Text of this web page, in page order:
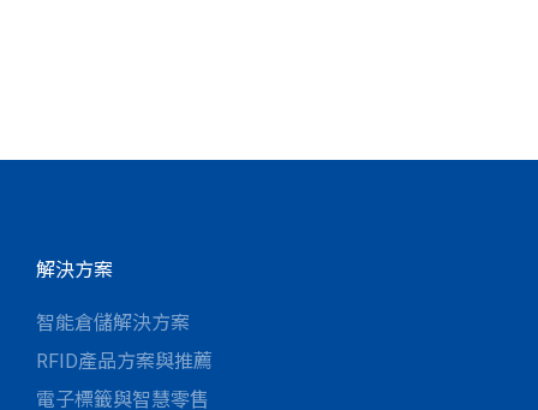
解決方案
智能倉儲解決方案
RFID產品方案與推薦
電子標籤與智慧零售